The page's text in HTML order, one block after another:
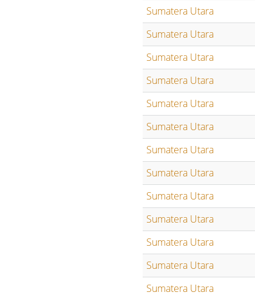
Sumatera Utara
Sumatera Utara
Sumatera Utara
Sumatera Utara
Sumatera Utara
Sumatera Utara
Sumatera Utara
Sumatera Utara
Sumatera Utara
Sumatera Utara
Sumatera Utara
Sumatera Utara
Sumatera Utara